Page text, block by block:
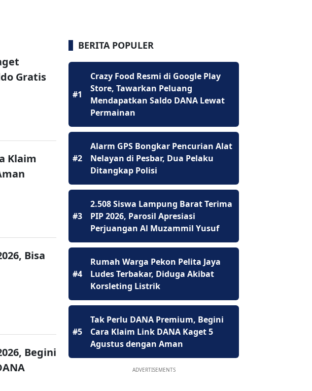
Gratis
Klaim
Bisa
Begini
BERITA POPULER
#1
Crazy Food Resmi di Google Play
Store, Tawarkan Peluang
Mendapatkan Saldo DANA Lewat
Permainan
#2
Alarm GPS Bongkar Pencurian Alat
Nelayan di Pesbar, Dua Pelaku
Ditangkap Polisi
#3
2.508 Siswa Lampung Barat Terima
PIP 2026, Parosil Apresiasi
Perjuangan Al Muzammil Yusuf
#4
Rumah Warga Pekon Pelita Jaya
Ludes Terbakar, Diduga Akibat
Korsleting Listrik
#5
Tak Perlu DANA Premium, Begini
Cara Klaim Link DANA Kaget 5
Agustus dengan Aman
ADVERTISEMENTS